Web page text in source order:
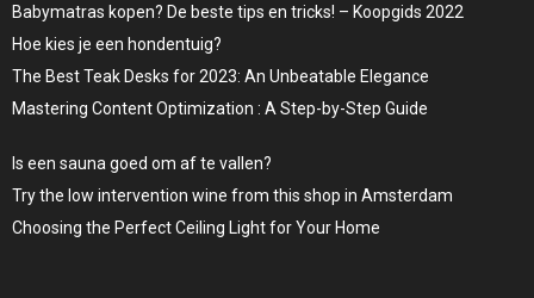
Babymatras kopen? De beste tips en tricks! – Koopgids 2022
Hoe kies je een hondentuig?
The Best Teak Desks for 2023: An Unbeatable Elegance
Mastering Content Optimization : A Step-by-Step Guide
Is een sauna goed om af te vallen?
Try the low intervention wine from this shop in Amsterdam
Choosing the Perfect Ceiling Light for Your Home